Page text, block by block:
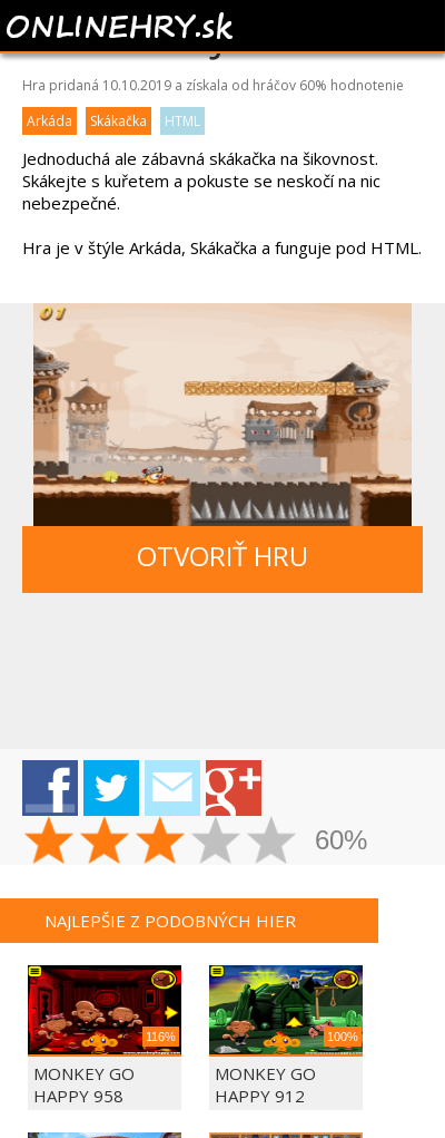
CHICKEN JUMP
Hra pridaná 10.10.2019 a získala od hráčov 60% hodnotenie
Arkáda
Skákačka HTML
Jednoduchá ale zábavná skákačka na šikovnost.
Skákejte s kuřetem a pokuste se neskočí na nic
nebezpečné.
Hra je v štýle Arkáda, Skákačka a funguje pod HTML.
OTVORIŤ HRU
60%
NAJLEPŠIE Z PODOBNÝCH HIER
116%
MONKEY GO
HAPPY 958
100%
MONKEY GO
HAPPY 912